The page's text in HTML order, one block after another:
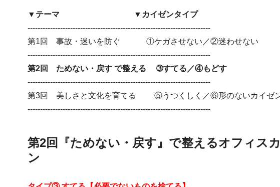
▼テーマ ▼カイゼンタイプ
-------------------------------------------------------------------------
第1回 事故・迷いを防ぐ ①ケガさせない／②迷わせない
-------------------------------------------------------------------------
第2回 ためない・戻す で整える ➂すてる／④もどす
-------------------------------------------------------------------------
第3回 美しさと文化を育てる ⑤うつくしく／⑥形のないカイゼ
-------------------------------------------------------------------------
第2回『ためない・戻す』で整えるオフィス
ン